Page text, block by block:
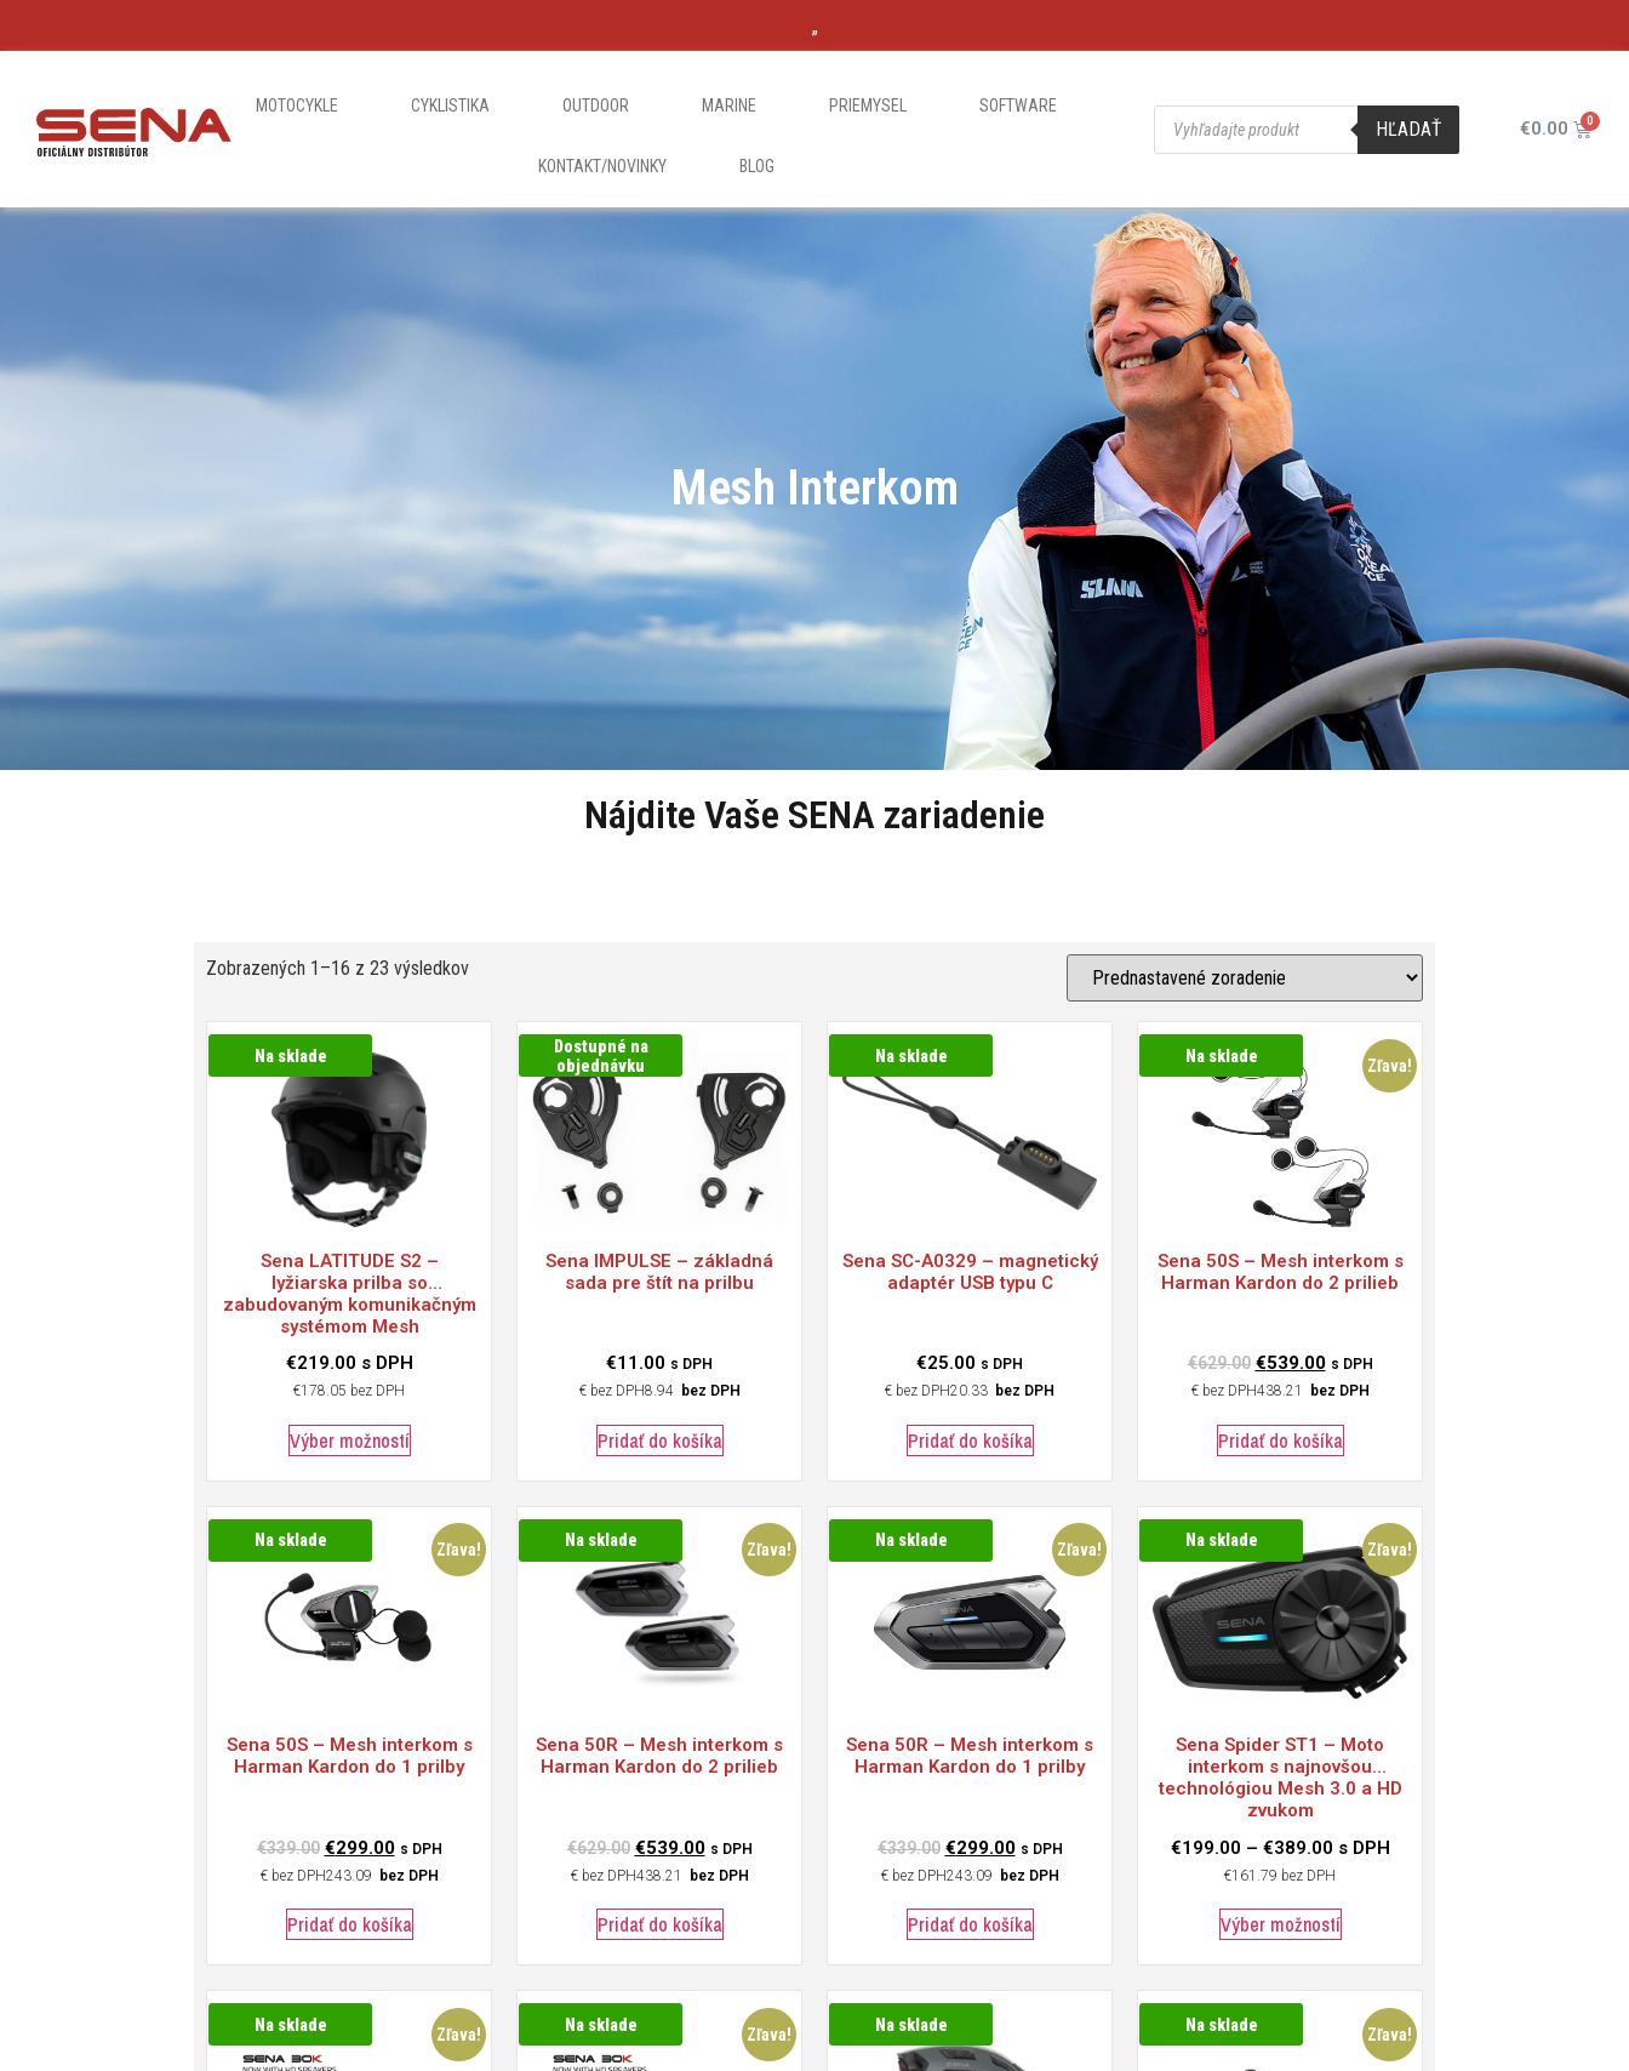
„
MOTOCYKLE CYKLISTIKA OUTDOOR MARINE PRIEMYSEL SOFTWARE
KONTAKT/NOVINKY BLOG
HĽADAŤ €0.00
Mesh Interkom
Nájdite Vaše SENA zariadenie
Zobrazených 1–16 z 23 výsledkov
Na sklade
Sena LATITUDE S2 –
lyžiarska prilba so
zabudovaným komunikačným
systémom Mesh
€219.00 s DPH
€178.05 bez DPH
Výber možností
Dostupné na
objednávku
Sena IMPULSE – základná
sada pre štít na prilbu
€11.00 s DPH
€
8.94 bez DPH
Pridať do košíka
Na sklade
Sena SC-A0329 – magnetický
adaptér USB typu C
€25.00 s DPH
€
20.33 bez DPH
Pridať do košíka
Zľava!
Na sklade
Sena 50S – Mesh interkom s
Harman Kardon do 2 prilieb
€629.00 €539.00 s DPH
€
438.21 bez DPH
Pridať do košíka
Zľava!
Na sklade
Sena 50S – Mesh interkom s
Harman Kardon do 1 prilby
€339.00 €299.00 s DPH
€
243.09 bez DPH
Pridať do košíka
Zľava!
Na sklade
Sena 50R – Mesh interkom s
Harman Kardon do 2 prilieb
€629.00 €539.00 s DPH
€
438.21 bez DPH
Pridať do košíka
Zľava!
Na sklade
Sena 50R – Mesh interkom s
Harman Kardon do 1 prilby
€339.00 €299.00 s DPH
€
243.09 bez DPH
Pridať do košíka
Zľava!
Na sklade
Sena Spider ST1 – Moto
interkom s najnovšou
technológiou Mesh 3.0 a HD
zvukom
€199.00 – €389.00 s DPH
€161.79 bez DPH
Výber možností
Zľava!
Na sklade Zľava!
Na sklade Na sklade Zľava!
Na sklade